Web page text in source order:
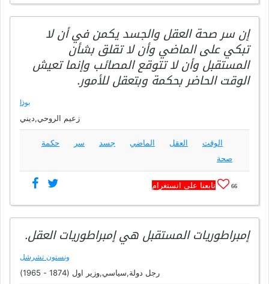
إن سر صحة العقل والجسد يكمن في أن لا
تبكي على الماضي وأن لا تقلق بشأن
المستقبل وأن لا تتوقع المصائب وإنما تعيش
الوقت الحاضر بحكمة وبتعقل للأمور.
بوذا
زعيم الروحي,ديني
الوقت العقل الماضي جسد سر
حكمة
صحة
66 تابعنا على انستغرام
إمبراطوريات المستقبل هي إمبراطوريات العقل.
ونستون تشرشل
رجل دولة,سياسي,وزير اول (1874 - 1965)